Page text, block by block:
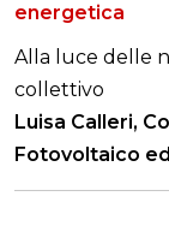
energetica
Alla luce delle
collettivo
Luisa Calleri,
Fotovoltaico